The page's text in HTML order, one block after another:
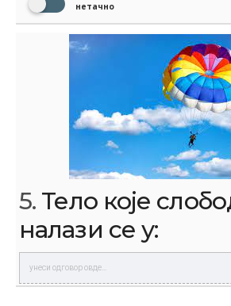
нетачно
5. Тело које
налази се у: